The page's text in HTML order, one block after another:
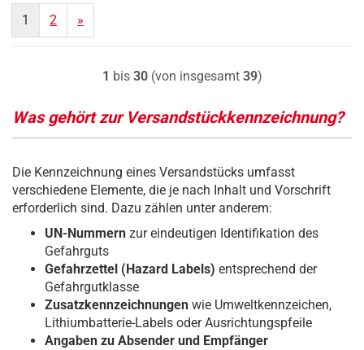
1 2 »
1 bis 30(von insgesamt 39)
Was gehört zur Versandstückkennzeichnung?
Die Kennzeichnung eines Versandstücks umfasst
verschiedene Elemente, die je nach Inhalt und Vorschrift
erforderlich sind. Dazu zählen unter anderem:
UN-Nummern zur eindeutigen Identifikation des
Gefahrguts
Gefahrzettel (Hazard Labels) entsprechend der
Gefahrgutklasse
Zusatzkennzeichnungen wie Umweltkennzeichen,
Lithiumbatterie-Labels oder Ausrichtungspfeile
Angaben zu Absender und Empfänger